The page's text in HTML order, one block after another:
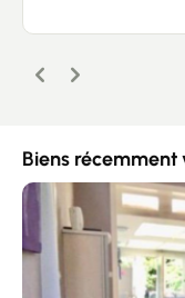
Précédent
Suivant
Biens récemment